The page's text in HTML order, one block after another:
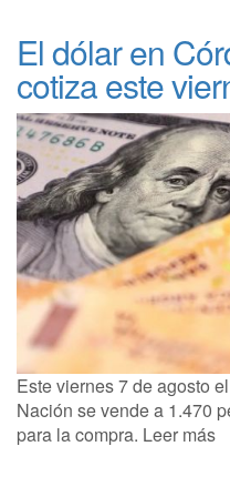
El dólar en
cotiza este
Este viernes 7 de agosto
Nación se vende a 1.470
para la compra. Leer más